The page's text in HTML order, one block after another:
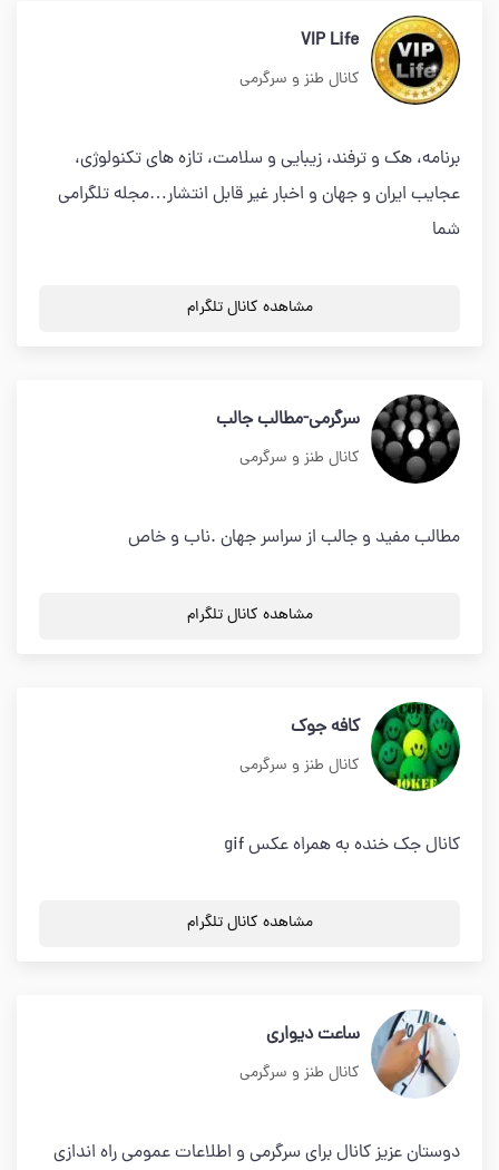
VIP Life
کانال طنز و سرگرمی
برنامه، هک و ترفند، زیبایی و سلامت، تازه های تکنولوژی،
عجایب ایران و جهان و اخبار غیر قابل انتشار…مجله تلگرامی
شما
مشاهده کانال تلگرام
سرگرمی-مطالب جالب
کانال طنز و سرگرمی
مطالب مفید و جالب از سراسر جهان .ناب و خاص
مشاهده کانال تلگرام
کافه جوک
کانال طنز و سرگرمی
کانال جک خنده به همراه عکس gif
مشاهده کانال تلگرام
ساعت دیواری
کانال طنز و سرگرمی
دوستان عزیز کانال برای سرگرمی و اطلاعات عمومی راه اندازی